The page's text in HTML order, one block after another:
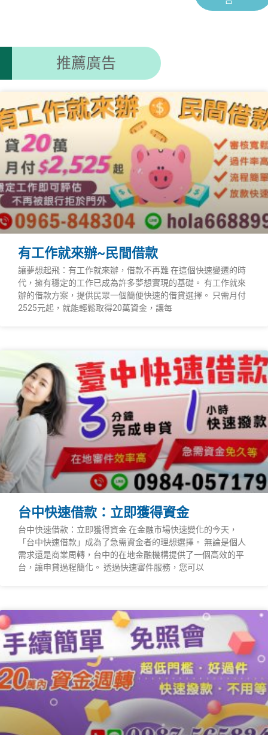
推薦廣告
有工作就來辦~民間借款
讓夢想起飛：有工作就來辦，借款不再難 在這個快速變遷的時
代，擁有穩定的工作已成為許多夢想實現的基礎。 有工作就來
辦的借款方案，提供民眾一個簡便快速的借貸選擇。 只需月付
2525元起，就能輕鬆取得20萬資金，讓每
台中快速借款：立即獲得資金
台中快速借款：立即獲得資金 在金融市場快速變化的今天，
「台中快速借款」成為了急需資金者的理想選擇。 無論是個人
需求還是商業周轉，台中的在地金融機構提供了一個高效的平
台，讓申貸過程簡化。 透過快速審件服務，您可以